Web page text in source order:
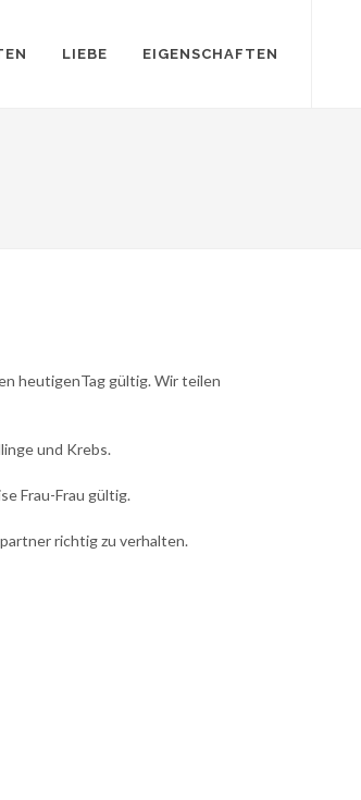
LIEBE EIGENSCHAFTEN
heutigenTag gültig. Wir teilen
und Krebs.
Frau-Frau gültig.
richtig zu verhalten.